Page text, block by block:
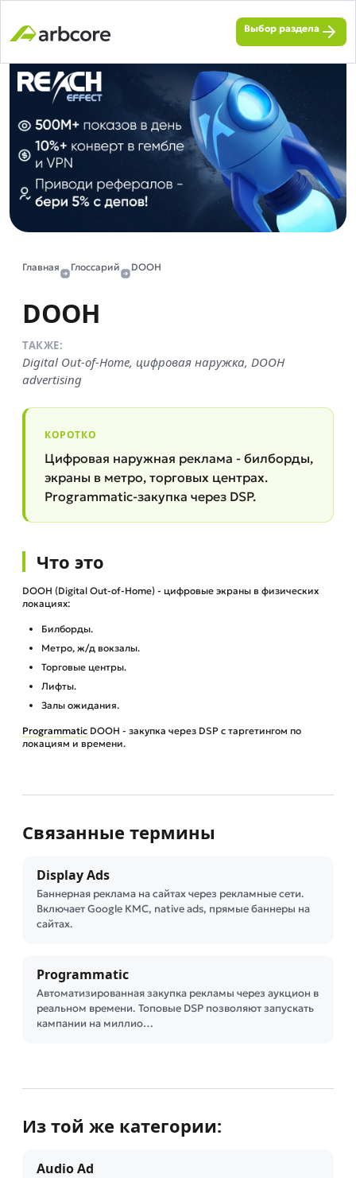
Выбор раздела
Главная Глоссарий DOOH
DOOH
ТАКЖЕ:
Digital Out-of-Home, цифровая наружка, DOOH
advertising
КОРОТКО
Цифровая наружная реклама - билборды,
экраны в метро, торговых центрах.
Programmatic-закупка через DSP.
Что это
DOOH (Digital Out-of-Home) - цифровые экраны в физических
локациях:
Билборды.
Метро, ж/д вокзалы.
Торговые центры.
Лифты.
Залы ожидания.
Programmatic DOOH - закупка через DSP с таргетингом по
локациям и времени.
Связанные термины
Display Ads
Баннерная реклама на сайтах через рекламные сети.
Включает Google КМС, native ads, прямые баннеры на
сайтах.
Programmatic
Автоматизированная закупка рекламы через аукцион в
реальном времени. Топовые DSP позволяют запускать
кампании на миллио…
Из той же категории:
Audio Ad